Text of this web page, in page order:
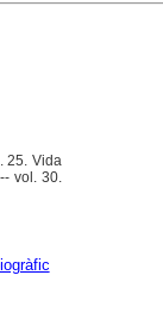
25. Vida
vol. 30.